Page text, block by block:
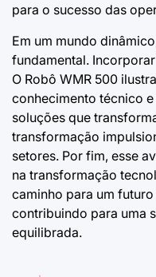
para o sucesso das
Em um mundo
fundamental.
O Robô WMR 500
conhecimento técnico
soluções que
transformação
setores. Por fim, esse
na transformação
caminho para um
contribuindo para uma
equilibrada.